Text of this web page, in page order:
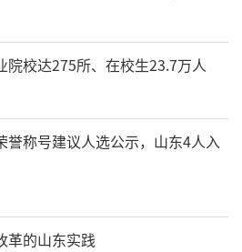
院校达275所、在校生23.7万人
称号建议人选公示，山东4人入
革的山东实践